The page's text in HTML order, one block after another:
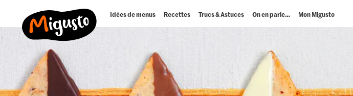
Idées de menus Recettes Trucs & Astuces On en parle… Mon Migusto